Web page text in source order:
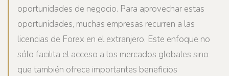
oportunidades de negocio. Para aprovechar estas
oportunidades, muchas empresas recurren a las
licencias de Forex en el extranjero. Este enfoque no
sólo facilita el acceso a los mercados globales sino
que también ofrece importantes beneficios